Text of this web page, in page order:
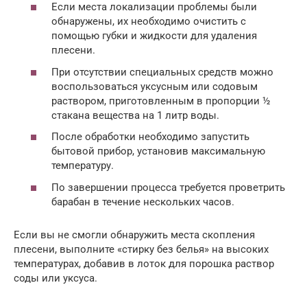
Если места локализации проблемы были
обнаружены, их необходимо очистить с
помощью губки и жидкости для удаления
плесени.
При отсутствии специальных средств можно
воспользоваться уксусным или содовым
раствором, приготовленным в пропорции ½
стакана вещества на 1 литр воды.
После обработки необходимо запустить
бытовой прибор, установив максимальную
температуру.
По завершении процесса требуется проветрить
барабан в течение нескольких часов.
Если вы не смогли обнаружить места скопления
плесени, выполните «стирку без белья» на высоких
температурах, добавив в лоток для порошка раствор
соды или уксуса.